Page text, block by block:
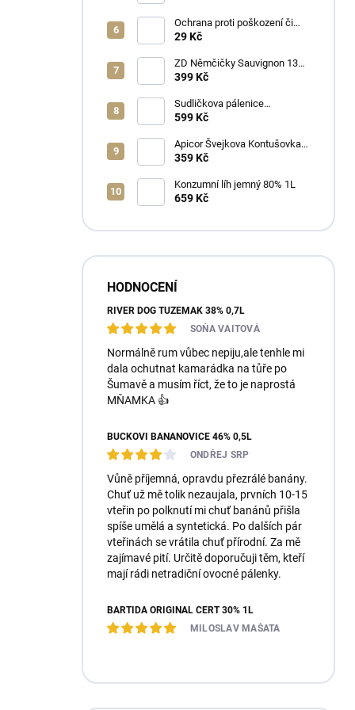
Ochrana proti poškození či
ztrátě
29 Kč
ZD Němčičky Sauvignon 13%
2025 Bag in Box 3L - suché
399 Kč
Sudličkova pálenice
Ořechovka 30% 0,7L
599 Kč
Apicor Švejkova Kontušovka
40% 0,5L
359 Kč
Konzumní líh jemný 80% 1L
659 Kč
HODNOCENÍ
RIVER DOG TUZEMÁK 38% 0,7L
SOŇA VAITOVÁ
Normálně rum vůbec nepiju,ale tenhle mi
dala ochutnat kamarádka na tůře po
Šumavě a musím říct, že to je naprostá
MŇAMKA 👍
BUČKOVI BANÁNOVICE 46% 0,5L
ONDŘEJ SRP
Vůně příjemná, opravdu přezrálé banány.
Chuť už mě tolik nezaujala, prvních 10-15
vteřin po polknutí mi chuť banánů přišla
spíše umělá a syntetická. Po dalších pár
vteřinách se vrátila chuť přírodní. Za mě
zajímavé pití. Určitě doporučuji těm, kteří
mají rádi netradiční ovocné pálenky.
BARTIDA ORIGINÁL ČERT 30% 1L
MILOSLAV MAŠATA